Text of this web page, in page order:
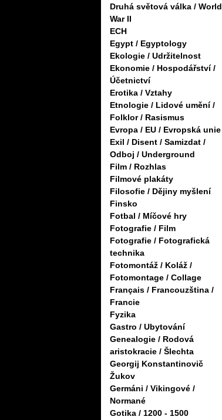
Druhá světová válka / World
War II
ECH
Egypt / Egyptology
Ekologie / Udržitelnost
Ekonomie / Hospodářství /
Účetnictví
Erotika / Vztahy
Etnologie / Lidové umění /
Folklor / Rasismus
Evropa / EU / Evropská unie
Exil / Disent / Samizdat /
Odboj / Underground
Film / Rozhlas
Filmové plakáty
Filosofie / Dějiny myšlení
Finsko
Fotbal / Míčové hry
Fotografie / Film
Fotografie / Fotografická
technika
Fotomontáž / Koláž /
Fotomontage / Collage
Français / Francouzština /
Francie
Fyzika
Gastro / Ubytování
Genealogie / Rodová
aristokracie / Šlechta
Georgij Konstantinovič
Žukov
Germáni / Vikingové /
Normané
Gotika / 1200 - 1500